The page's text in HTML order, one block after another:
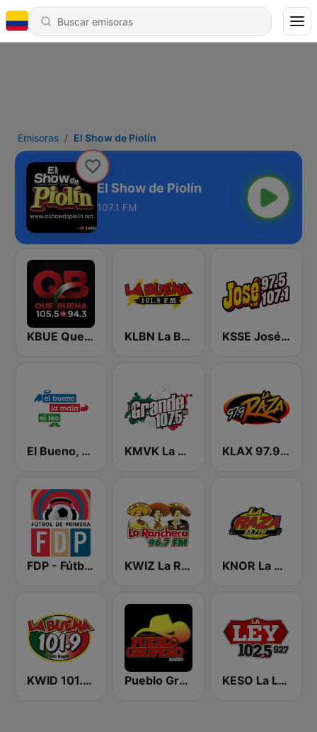
Emisoras El Show de Piolín
El Show de Piolín
107.1 FM
KBUE Que Buena 105.5 / 94.3 FM (US Only) KLBN La Buena 101.9 FM KSSE José 97.5 y 107.1
El Bueno, La Mala y El Feo KMVK La Grande 107.5 FM KLAX 97.9 La Raza FM
FDP - Fútbol de Primera KWIZ La Ranchera 96.7 FM (US Only) KNOR La Raza 93.7 (US Only)
KWID 101.9 La Buena Pueblo Grupero Radio KESO La Ley 102.5 and 92.7 FM